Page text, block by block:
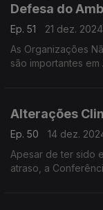
Defesa do
Ep. 51
21 dez. 2024
As Organizações
são importantes
Alterações
Ep. 50
14 dez.
Apesar de ter sido
atraso, a